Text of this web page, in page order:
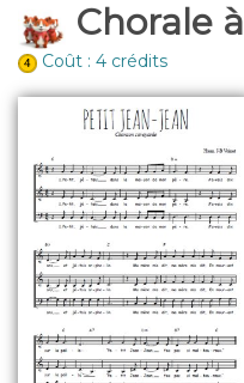
Chorale
Coût : 4 crédits